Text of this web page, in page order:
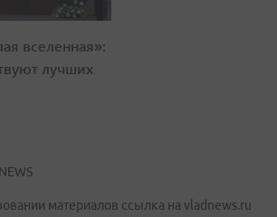
вселенная»:
лучших
материалов ссылка на vladnews.ru